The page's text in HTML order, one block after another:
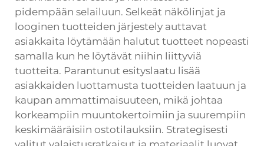
pidempään selailuun. Selkeät näkölinjat ja
looginen tuotteiden järjestely auttavat
asiakkaita löytämään halutut tuotteet nopeasti
samalla kun he löytävät niihin liittyviä
tuotteita. Parantunut esityslaatu lisää
asiakkaiden luottamusta tuotteiden laatuun ja
kaupan ammattimaisuuteen, mikä johtaa
korkeampiin muuntokertoimiin ja suurempiin
keskimääräisiin ostotilauksiin. Strategisesti